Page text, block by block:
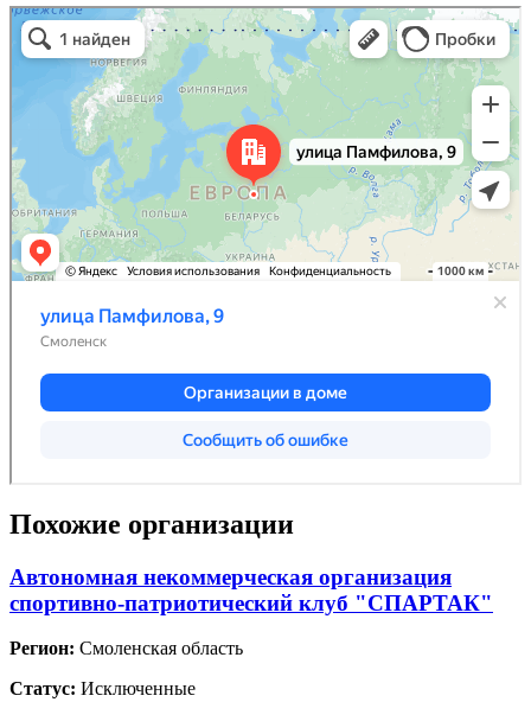
Похожие организации
Автономная некоммерческая организация
спортивно-патриотический клуб "СПАРТАК"
Регион: Смоленская область
Статус: Исключенные